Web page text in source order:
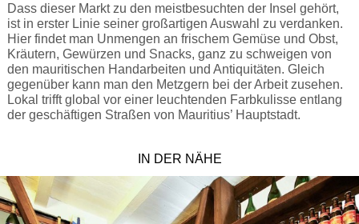
Dass dieser Markt zu den meistbesuchten der Insel gehört,
ist in erster Linie seiner großartigen Auswahl zu verdanken.
Hier findet man Unmengen an frischem Gemüse und Obst,
Kräutern, Gewürzen und Snacks, ganz zu schweigen von
den mauritischen Handarbeiten und Antiquitäten. Gleich
gegenüber kann man den Metzgern bei der Arbeit zusehen.
Lokal trifft global vor einer leuchtenden Farbkulisse entlang
der geschäftigen Straßen von Mauritius’ Hauptstadt.
IN DER NÄHE